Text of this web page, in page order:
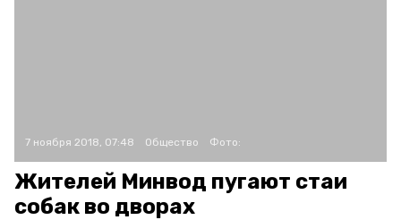
7 ноября 2018, 07:48 Общество Фото:
Жителей Минвод пугают стаи
собак во дворах